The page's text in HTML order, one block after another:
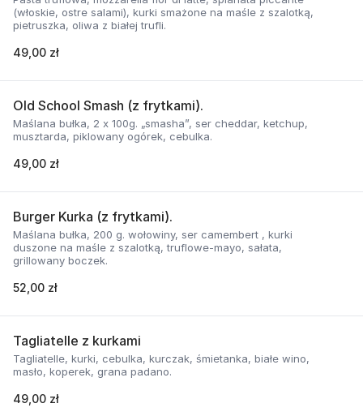
(włoskie, ostre salami), kurki smażone na maśle z szalotką,
pietruszka, oliwa z białej trufli.
49,00 zł
Old School Smash (z frytkami).
Maślana bułka, 2 x 100g. „smasha”, ser cheddar, ketchup,
musztarda, piklowany ogórek, cebulka.
49,00 zł
Burger Kurka (z frytkami).
Maślana bułka, 200 g. wołowiny, ser camembert , kurki
duszone na maśle z szalotką, truflowe-mayo, sałata,
grillowany boczek.
52,00 zł
Tagliatelle z kurkami
Tagliatelle, kurki, cebulka, kurczak, śmietanka, białe wino,
masło, koperek, grana padano.
49,00 zł